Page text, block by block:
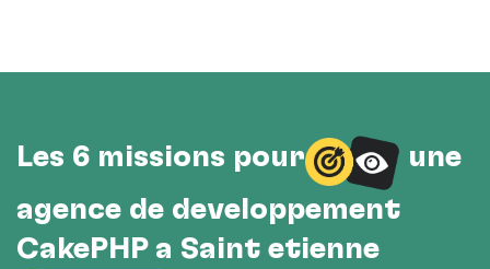
Les 6 missions pour
une
agence de développement
CakePHP à Saint etienne